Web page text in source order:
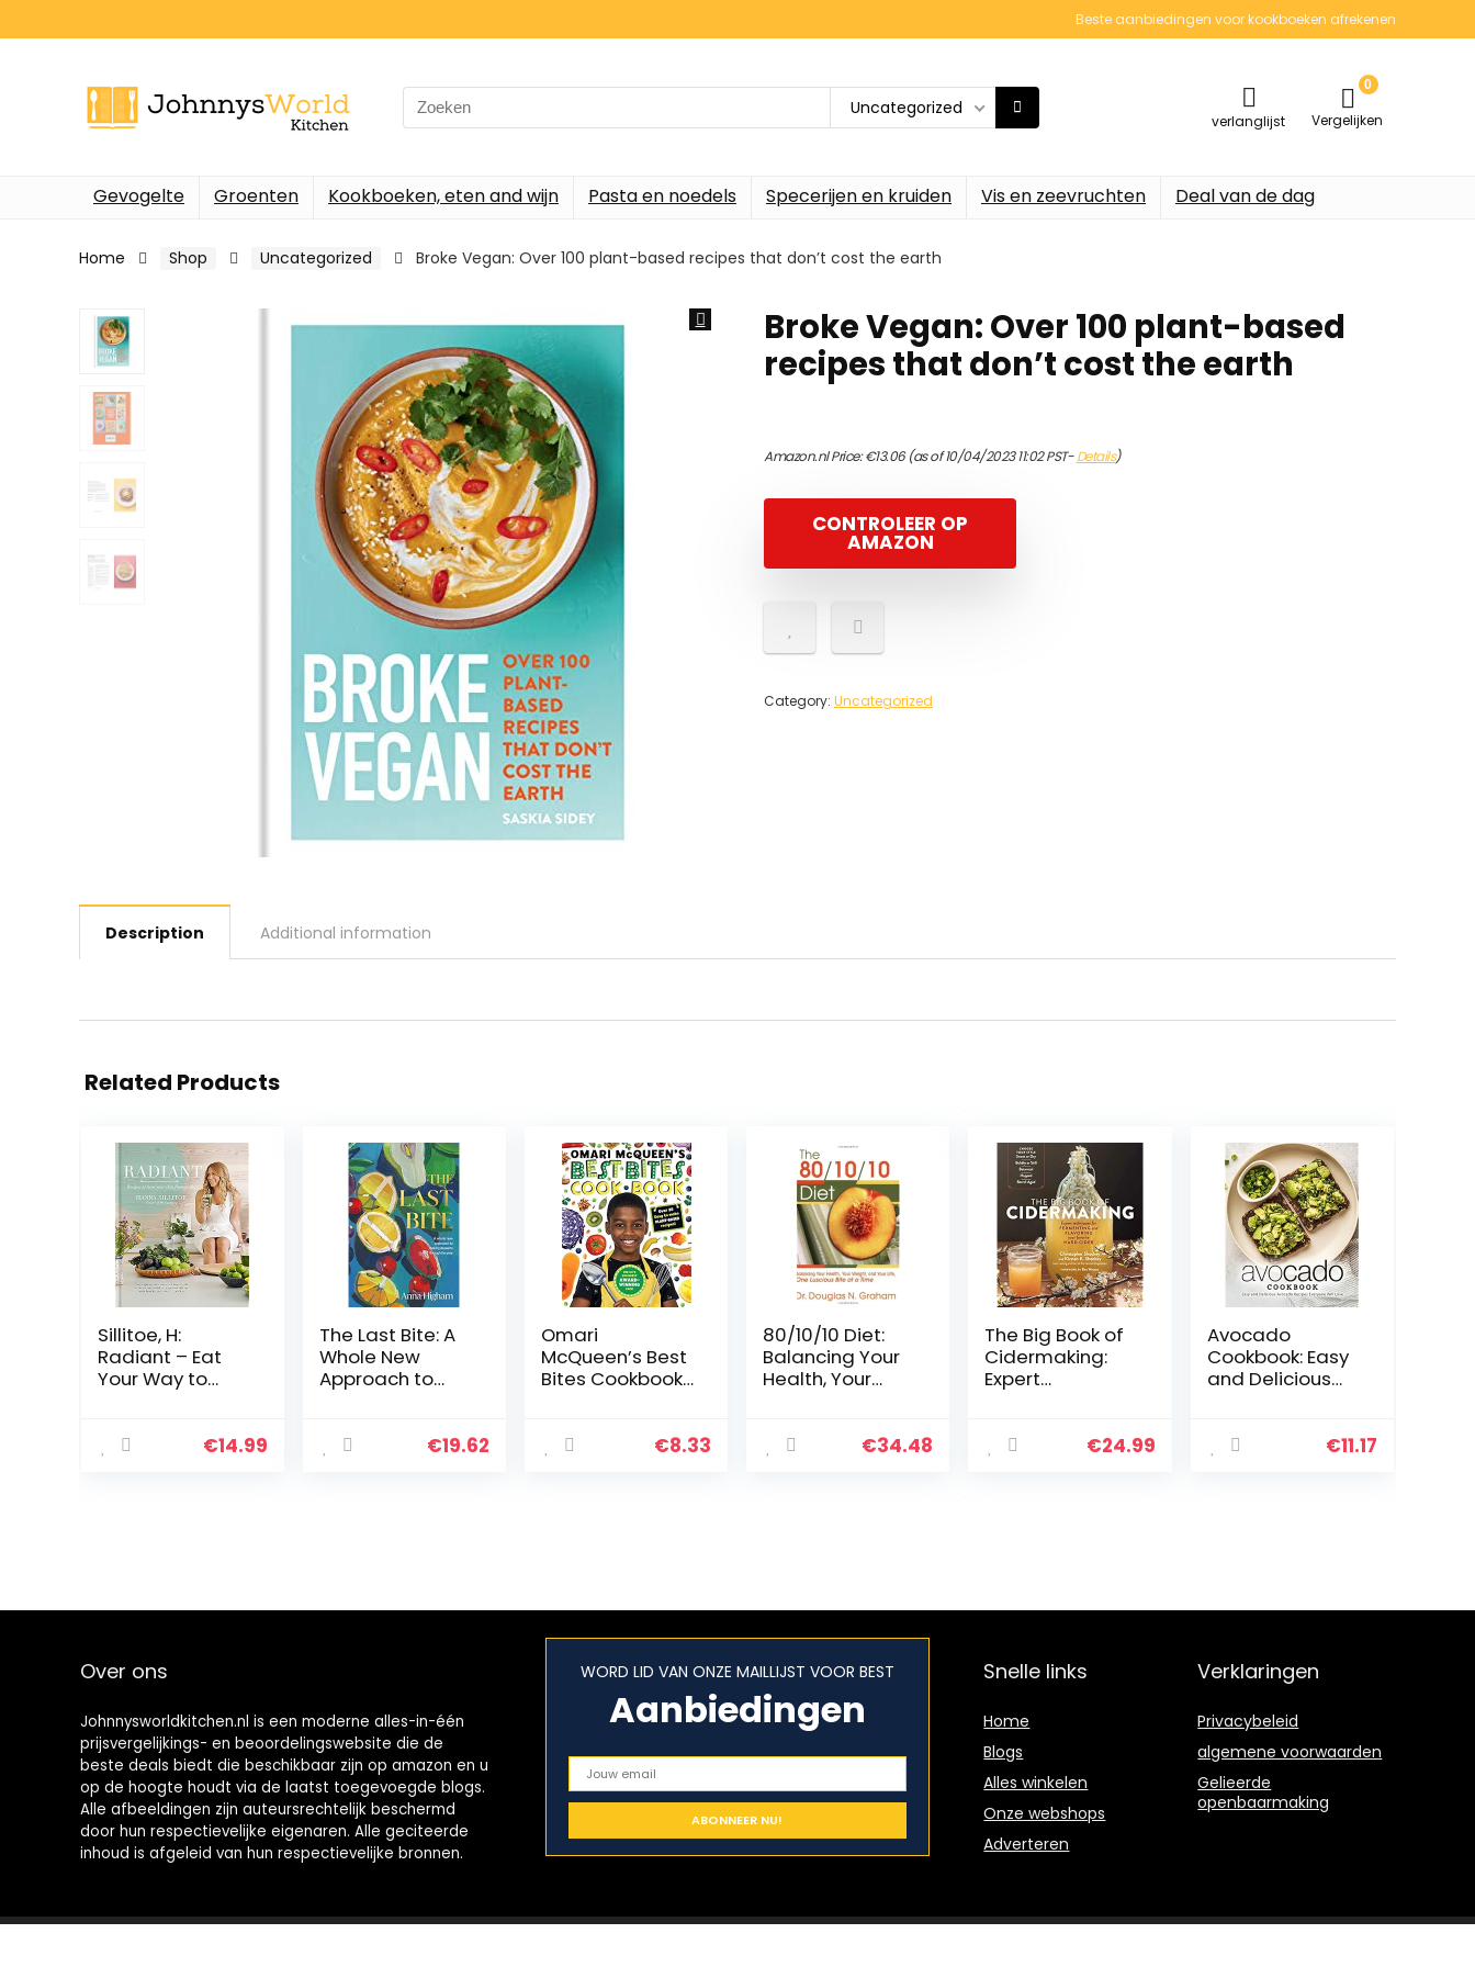
Beste aanbiedingen voor kookboeken afrekenen
Search
for:
Uncategorized
verlanglijst
0
Vergelijken
Gevogelte Groenten Kookboeken, eten and wijn Pasta en noedels Specerijen en kruiden Vis en zeevruchten Deal van de dag
Home Shop Uncategorized Broke Vegan: Over 100 plant-based recipes that don’t cost the earth
Broke Vegan: Over 100 plant-based
recipes that don’t cost the earth
Amazon.nl Price:€13.06(as of 10/04/2023 11:02 PST-Details)
CONTROLEER OP
AMAZON
Category: Uncategorized
Description Additional information
Related Products
Sillitoe, H:
Radiant – Eat
Your Way to
your skin from
€14.99
The Last Bite: A
Whole New
Approach to
Year
€19.62
Omari
McQueen’s Best
Bites Cookbook
Omari?): 1
€8.33
80/10/10 Diet:
Balancing Your
Health, Your
Luscious Bite at
€34.48
The Big Book of
Cidermaking:
Expert
Flavoring Your
€24.99
Avocado
Cookbook: Easy
and Delicious
Everyone Will
€11.17
Over ons
Johnnysworldkitchen.nl is een moderne alles-in-één
prijsvergelijkings- en beoordelingswebsite die de
beste deals biedt die beschikbaar zijn op amazon en u
op de hoogte houdt via de laatst toegevoegde blogs.
Alle afbeeldingen zijn auteursrechtelijk beschermd
door hun respectievelijke eigenaren. Alle geciteerde
inhoud is afgeleid van hun respectievelijke bronnen.
WORD LID VAN ONZE MAILLIJST VOOR BEST
Aanbiedingen
Snelle links
Home
Blogs
Alles winkelen
Onze webshops
Adverteren
Verklaringen
Privacybeleid
algemene voorwaarden
Gelieerde
openbaarmaking